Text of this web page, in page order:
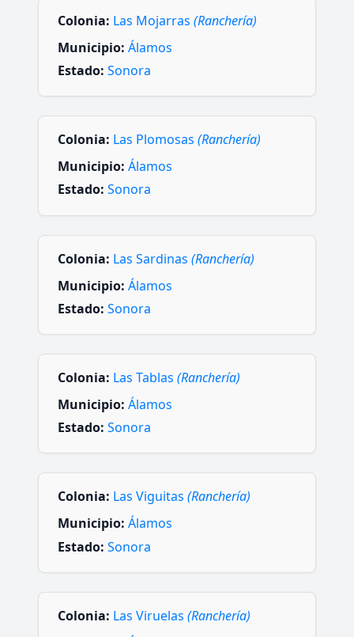
Colonia: Las Mojarras (Ranchería)
Municipio: Álamos
Estado: Sonora
Colonia: Las Plomosas (Ranchería)
Municipio: Álamos
Estado: Sonora
Colonia: Las Sardinas (Ranchería)
Municipio: Álamos
Estado: Sonora
Colonia: Las Tablas (Ranchería)
Municipio: Álamos
Estado: Sonora
Colonia: Las Viguitas (Ranchería)
Municipio: Álamos
Estado: Sonora
Colonia: Las Viruelas (Ranchería)